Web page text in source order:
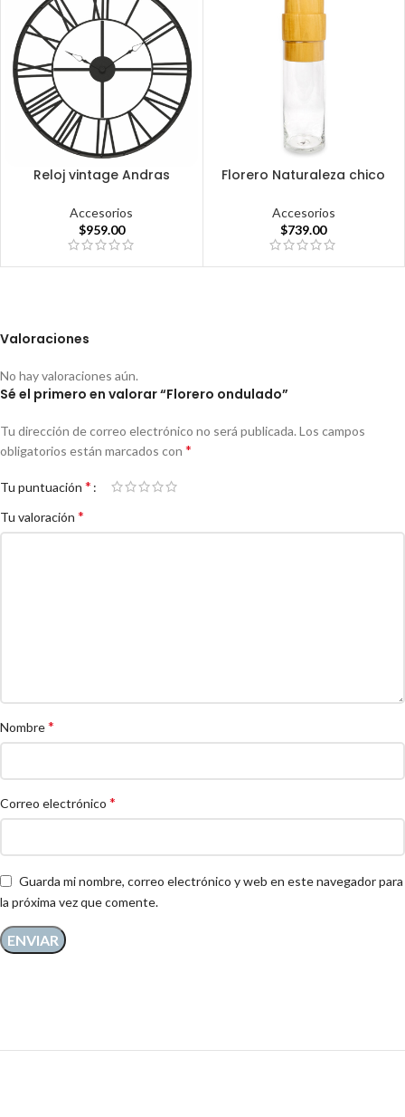
Reloj vintage Andras
Accesorios
$959.00
Florero Naturaleza chico
Accesorios
$739.00
Valoraciones
No hay valoraciones aún.
Sé el primero en valorar “Florero ondulado”
Tu dirección de correo electrónico no será publicada. Los campos
obligatorios están marcados con *
Tu puntuación *
Tu valoración *
Nombre*
Correo electrónico *
Guarda mi nombre, correo electrónico y web en este navegador para
la próxima vez que comente.